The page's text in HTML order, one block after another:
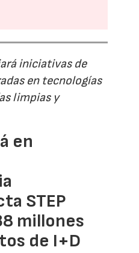
iniciativas de
en tecnologías
limpias y
en
STEP
millones
de I+D